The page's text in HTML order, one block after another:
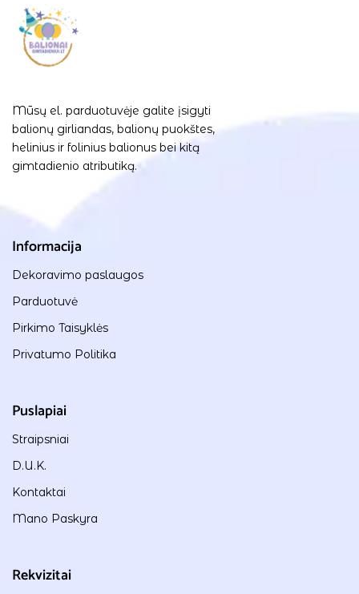
Mūsų el. parduotuvėje galite įsigyti
balionų girliandas, balionų puokštes,
helinius ir folinius balionus bei kitą
gimtadienio atributiką.
Informacija
Dekoravimo paslaugos
Parduotuvė
Pirkimo Taisyklės
Privatumo Politika
Puslapiai
Straipsniai
D.U.K.
Kontaktai
Mano Paskyra
Rekvizitai